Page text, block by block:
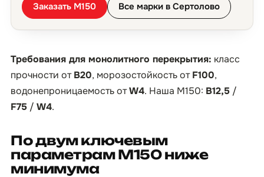
Заказать М150 Все марки в Сертолово
Требования для монолитного перекрытия: класс
прочности отB20, морозостойкость отF100,
водонепроницаемость отW4. Наша М150: B12,5 /
F75 / W4.
По двум ключевым
параметрам М150 ниже
минимума